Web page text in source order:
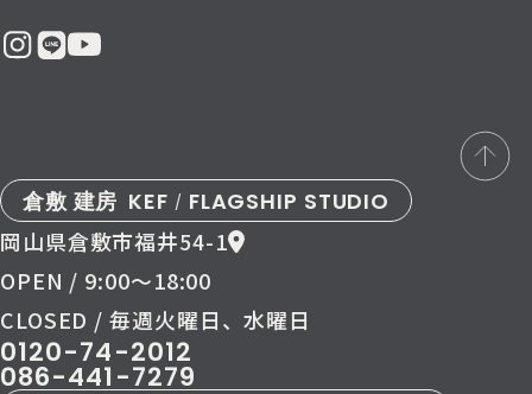
倉敷 建房 KEF / FLAGSHIP STUDIO
岡山県倉敷市福井54-1
OPEN / 9:00〜18:00
CLOSED / 毎週火曜日、水曜日
0120-74-2012
086-441-7279